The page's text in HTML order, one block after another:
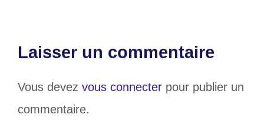
Laisser un commentaire
Vous devez vous connecter pour publier un
commentaire.